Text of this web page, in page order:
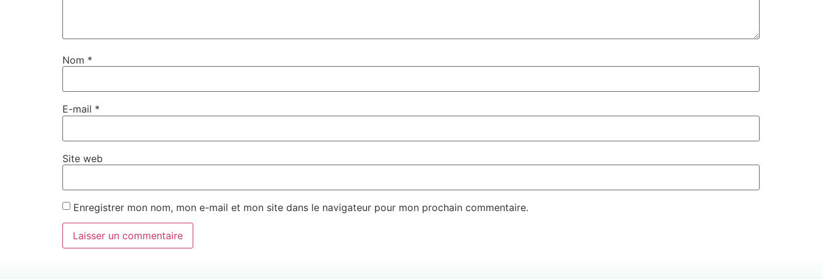
Nom *
E-mail *
Site web
Enregistrer mon nom, mon e-mail et mon site dans le navigateur pour mon prochain commentaire.